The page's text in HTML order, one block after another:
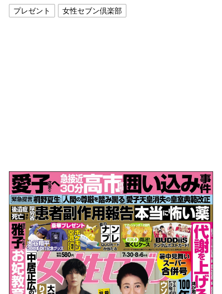
プレゼント
女性セブン倶楽部